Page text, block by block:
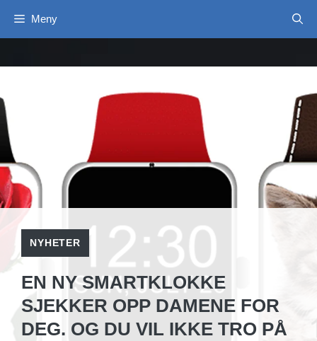
Meny
NYHETER
EN NY SMARTKLOKKE
SJEKKER OPP DAMENE FOR
DEG. OG DU VIL IKKE TRO PÅ